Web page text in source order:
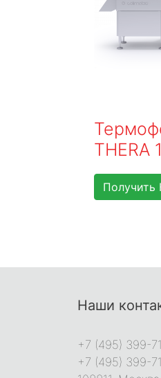
THERA
Получить
Наши
+7 (495) 399-
+7 (495) 399-